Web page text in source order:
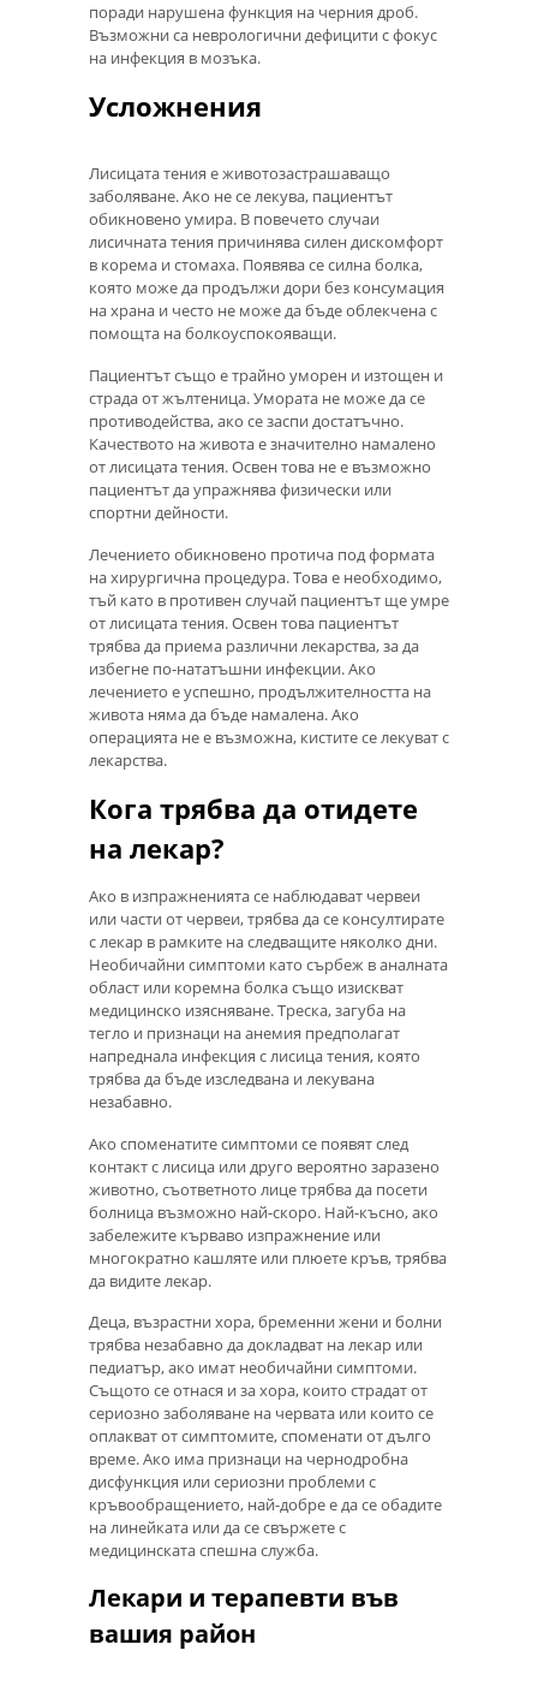
поради нарушена функция на черния дроб.
Възможни са неврологични дефицити с фокус
на инфекция в мозъка.
Усложнения
Лисицата тения е животозастрашаващо
заболяване. Ако не се лекува, пациентът
обикновено умира. В повечето случаи
лисичната тения причинява силен дискомфорт
в корема и стомаха. Появява се силна болка,
която може да продължи дори без консумация
на храна и често не може да бъде облекчена с
помощта на болкоуспокояващи.
Пациентът също е трайно уморен и изтощен и
страда от жълтеница. Умората не може да се
противодейства, ако се заспи достатъчно.
Качеството на живота е значително намалено
от лисицата тения. Освен това не е възможно
пациентът да упражнява физически или
спортни дейности.
Лечението обикновено протича под формата
на хирургична процедура. Това е необходимо,
тъй като в противен случай пациентът ще умре
от лисицата тения. Освен това пациентът
трябва да приема различни лекарства, за да
избегне по-нататъшни инфекции. Ако
лечението е успешно, продължителността на
живота няма да бъде намалена. Ако
операцията не е възможна, кистите се лекуват с
лекарства.
Кога трябва да отидете
на лекар?
Ако в изпражненията се наблюдават червеи
или части от червеи, трябва да се консултирате
с лекар в рамките на следващите няколко дни.
Необичайни симптоми като сърбеж в аналната
област или коремна болка също изискват
медицинско изясняване. Треска, загуба на
тегло и признаци на анемия предполагат
напреднала инфекция с лисица тения, която
трябва да бъде изследвана и лекувана
незабавно.
Ако споменатите симптоми се появят след
контакт с лисица или друго вероятно заразено
животно, съответното лице трябва да посети
болница възможно най-скоро. Най-късно, ако
забележите кърваво изпражнение или
многократно кашляте или плюете кръв, трябва
да видите лекар.
Деца, възрастни хора, бременни жени и болни
трябва незабавно да докладват на лекар или
педиатър, ако имат необичайни симптоми.
Същото се отнася и за хора, които страдат от
сериозно заболяване на червата или които се
оплакват от симптомите, споменати от дълго
време. Ако има признаци на чернодробна
дисфункция или сериозни проблеми с
кръвообращението, най-добре е да се обадите
на линейката или да се свържете с
медицинската спешна служба.
Лекари и терапевти във
вашия район